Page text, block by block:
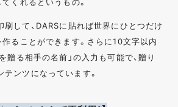
して、DARSに貼れば世界にひとつだけ
ることができます。さらに10文字以内
贈る相手の名前」の入力も可能で、贈り
ンツになっています。